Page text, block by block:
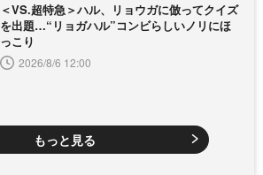
＜VS.超特急＞ハル、リョウガに倣ってクイズ
を出題…“リョガハル”コンビらしいノリにほ
っこり
2026/8/6 12:00
もっと見る